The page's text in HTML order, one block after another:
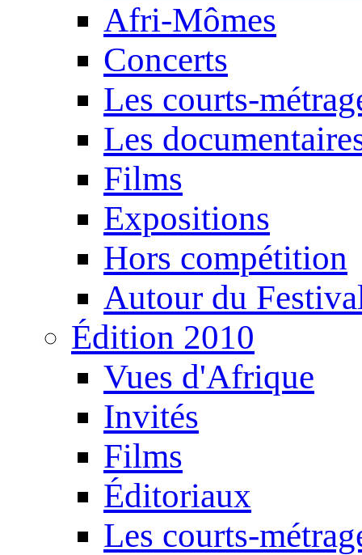
Afri-Mômes
Concerts
Les courts-
Les
Films
Expositions
Hors compétition
Autour du
Édition 2010
Vues d'Afrique
Invités
Films
Éditoriaux
Les courts-